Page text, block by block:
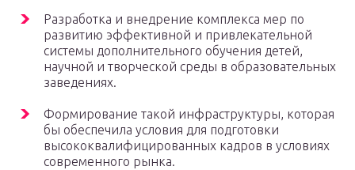
Разработка и внедрение комплекса мер по
развитию эффективной и привлекательной
системы дополнительного обучения детей,
научной и творческой среды в образовательных
заведениях.
Формирование такой инфраструктуры, которая
бы обеспечила условия для подготовки
высококвалифицированных кадров в условиях
современного рынка.